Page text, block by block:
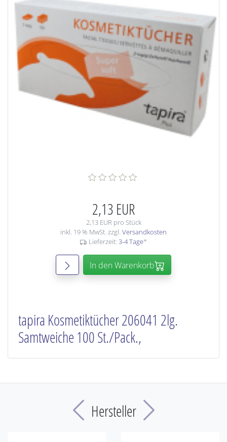
2,13 EUR
2,13 EUR pro Stück
inkl. 19 % MwSt. zzgl. Versandkosten
Lieferzeit: 3-4 Tage*
In den Warenkorb
tapira Kosmetiktücher 206041 2lg.
Samtweiche 100 St./Pack.,
Previous
Hersteller